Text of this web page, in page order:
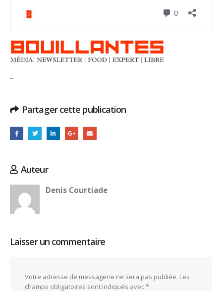
Partager cette publication
Auteur
Denis Courtiade
Laisser un commentaire
Votre adresse de messagerie ne sera pas publiée. Les
champs obligatoires sont indiqués avec*